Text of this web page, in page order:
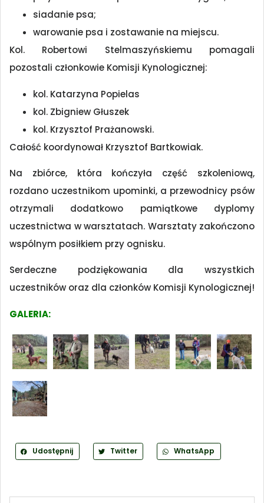
siadanie psa;
warowanie psa i zostawanie na miejscu.
Kol. Robertowi Stelmaszyńskiemu pomagali
pozostali członkowie Komisji Kynologicznej:
kol. Katarzyna Popielas
kol. Zbigniew Głuszek
kol. Krzysztof Prażanowski.
Całość koordynował Krzysztof Bartkowiak.
Na zbiórce, która kończyła część szkoleniową,
rozdano uczestnikom upominki, a przewodnicy psów
otrzymali dodatkowo pamiątkowe dyplomy
uczestnictwa w warsztatach. Warsztaty zakończono
wspólnym posiłkiem przy ognisku.
Serdeczne podziękowania dla wszystkich
uczestników oraz dla członków Komisji Kynologicznej!
GALERIA:
Udostępnij Twitter WhatsApp